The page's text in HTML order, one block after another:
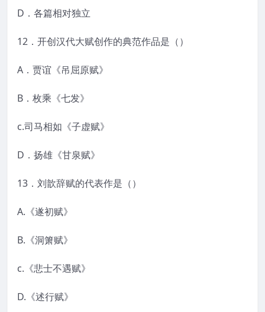
D．各篇相对独立
12．开创汉代大赋创作的典范作品是（）
A．贾谊《吊屈原赋》
B．枚乘《七发》
c.司马相如《子虚赋》
D．扬雄《甘泉赋》
13．刘歆辞赋的代表作是（）
A.《遂初赋》
B.《洞箫赋》
c.《悲士不遇赋》
D.《述行赋》